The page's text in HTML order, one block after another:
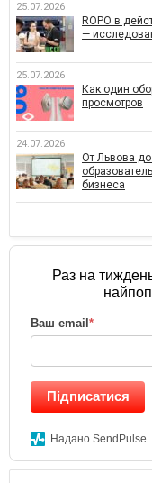
25.07.2026
ROPO в
—
25.07.2026
Как один
просмотров
24.07.2026
От Львова
бизнеса
Раз на
Ваш email *
Підписатися
Надано SendPulse